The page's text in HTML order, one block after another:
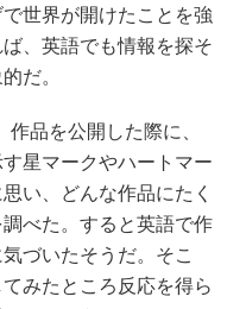
世界が開けたことを強
、英語でも情報を探そ
だ。
品を公開した際に、
星マークやハートマー
い、どんな作品にたく
べた。すると英語で作
づいたそうだ。そこ
みたところ反応を得ら